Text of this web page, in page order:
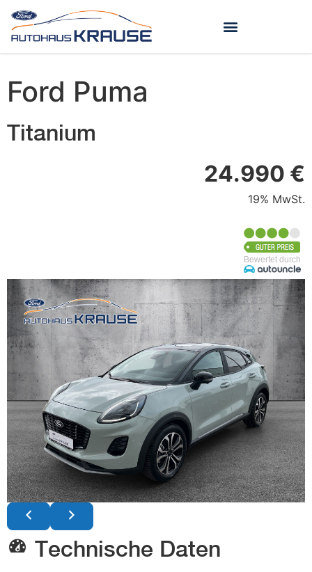
Ford Puma
Titanium
24.990 €
19% MwSt.
Technische Daten